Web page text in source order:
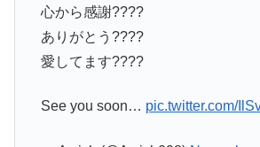
心から感謝????
ありがとう????
愛してます????
See you soon… pic.twitter.com/